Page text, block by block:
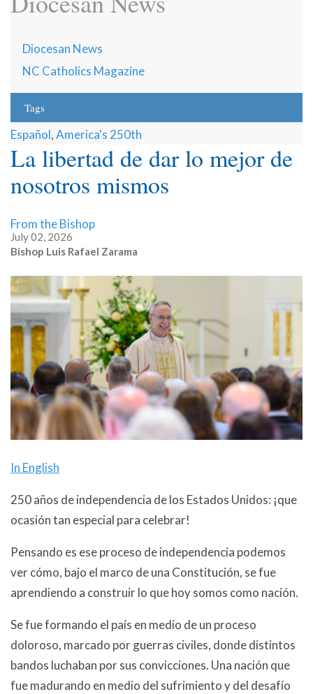
Diocesan News
NC Catholics Magazine
Tags
Español,America's 250th
La libertad de dar lo mejor de
nosotros mismos
From the Bishop
July 02, 2026
Bishop Luis Rafael Zarama
In English
250 años de independencia de los Estados Unidos: ¡que
ocasión tan especial para celebrar!
Pensando es ese proceso de independencia podemos
ver cómo, bajo el marco de una Constitución, se fue
aprendiendo a construir lo que hoy somos como nación.
Se fue formando el país en medio de un proceso
doloroso, marcado por guerras civiles, donde distintos
bandos luchaban por sus convicciones. Una nación que
fue madurando en medio del sufrimiento y del desafío